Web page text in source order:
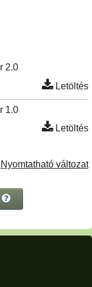
2.0
Letöltés
1.0
Letöltés
Nyomtatható változat